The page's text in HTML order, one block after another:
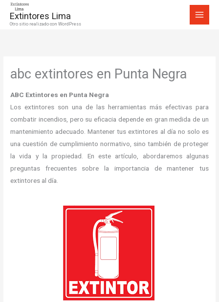
Extintores Lima
Otro sitio realizado con WordPress
abc extintores en Punta Negra
ABC Extintores en Punta Negra
Los extintores son una de las herramientas más efectivas para
combatir incendios, pero su eficacia depende en gran medida de un
mantenimiento adecuado. Mantener tus extintores al día no solo es
una cuestión de cumplimiento normativo, sino también de proteger
la vida y la propiedad. En este artículo, abordaremos algunas
preguntas frecuentes sobre la importancia de mantener tus
extintores al día.